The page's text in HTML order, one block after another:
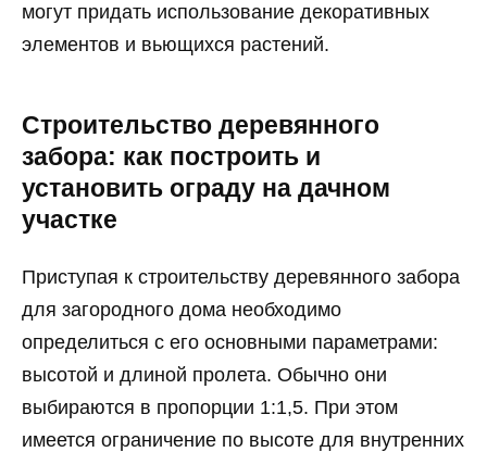
могут придать использование декоративных
элементов и вьющихся растений.
Строительство деревянного
забора: как построить и
установить ограду на дачном
участке
Приступая к строительству деревянного забора
для загородного дома необходимо
определиться с его основными параметрами:
высотой и длиной пролета. Обычно они
выбираются в пропорции 1:1,5. При этом
имеется ограничение по высоте для внутренних